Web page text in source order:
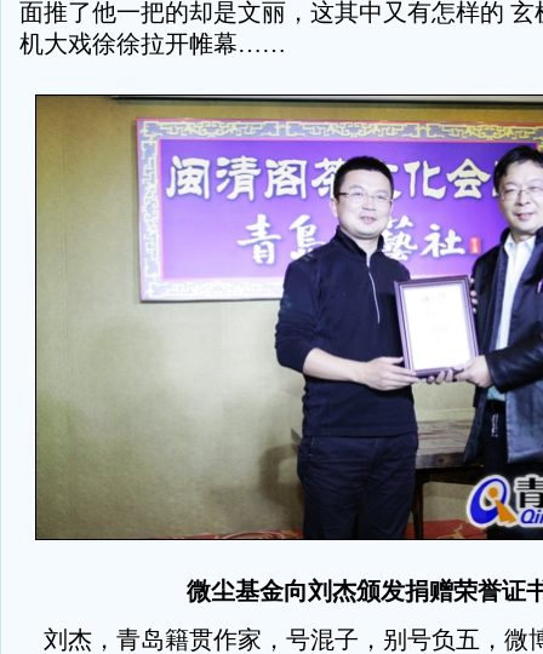
面推了他一把的却是文丽，这其中又有怎样的 玄
机大戏徐徐拉开帷幕……
微尘基金向刘杰颁发捐赠荣誉证
刘杰，青岛籍贯作家，号混子，别号负五，微